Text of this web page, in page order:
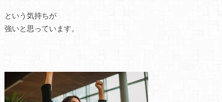
という気持ちが
強いと思っています。